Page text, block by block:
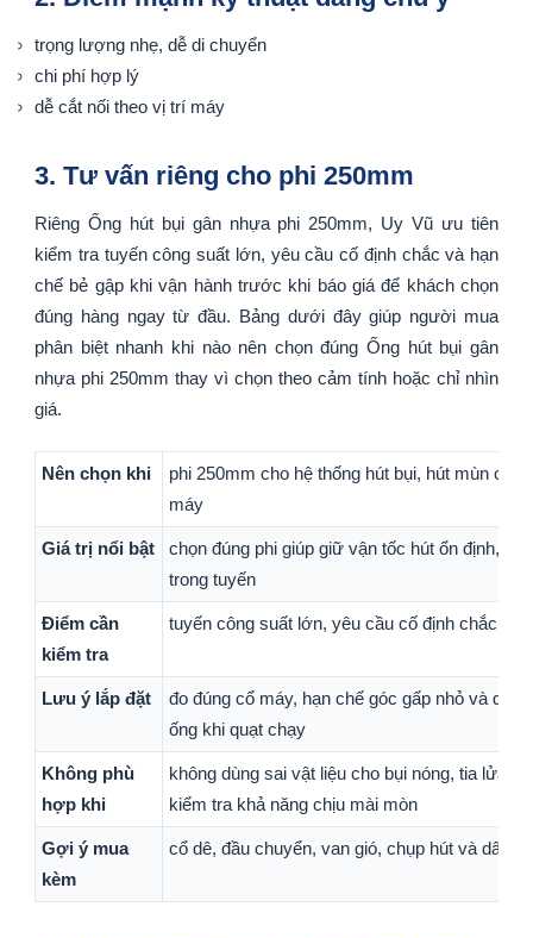
trọng lượng nhẹ, dễ di chuyển
chi phí hợp lý
dễ cắt nối theo vị trí máy
3. Tư vấn riêng cho phi 250mm
Riêng Ống hút bụi gân nhựa phi 250mm, Uy Vũ ưu tiên
kiểm tra tuyến công suất lớn, yêu cầu cố định chắc và hạn
chế bẻ gập khi vận hành trước khi báo giá để khách chọn
đúng hàng ngay từ đầu. Bảng dưới đây giúp người mua
phân biệt nhanh khi nào nên chọn đúng Ống hút bụi gân
nhựa phi 250mm thay vì chọn theo cảm tính hoặc chỉ nhìn
giá.
Nên chọn khi
phi 250mm cho hệ thống hút bụi, hút mùn
máy
Giá trị nổi bật
chọn đúng phi giúp giữ vận tốc hút ổn định,
trong tuyến
Điểm cần
kiểm tra
tuyến công suất lớn, yêu cầu cố định chắc và
Lưu ý lắp đặt
đo đúng cổ máy, hạn chế góc gấp nhỏ và
ống khi quạt chạy
Không phù
hợp khi
không dùng sai vật liệu cho bụi nóng, tia lửa
kiểm tra khả năng chịu mài mòn
Gợi ý mua
kèm
cổ dê, đầu chuyển, van gió, chụp hút và dây